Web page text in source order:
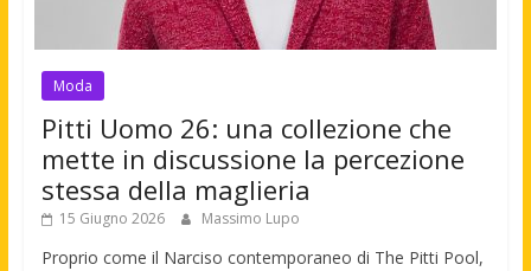
Moda
Pitti Uomo 26: una collezione che
mette in discussione la percezione
stessa della maglieria
15 Giugno 2026 Massimo Lupo
Proprio come il Narciso contemporaneo di The Pitti Pool,